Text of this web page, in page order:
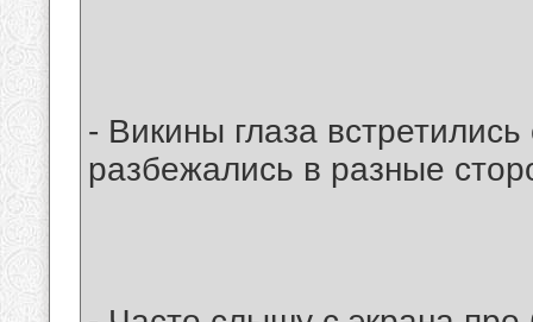
- Викины глаза
разбежались в разные